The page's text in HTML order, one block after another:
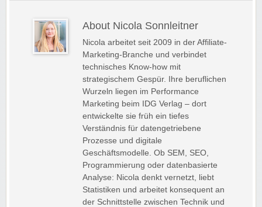
About Nicola Sonnleitner
Nicola arbeitet seit 2009 in der Affiliate-
Marketing-Branche und verbindet
technisches Know-how mit
strategischem Gespür. Ihre beruflichen
Wurzeln liegen im Performance
Marketing beim IDG Verlag – dort
entwickelte sie früh ein tiefes
Verständnis für datengetriebene
Prozesse und digitale
Geschäftsmodelle. Ob SEM, SEO,
Programmierung oder datenbasierte
Analyse: Nicola denkt vernetzt, liebt
Statistiken und arbeitet konsequent an
der Schnittstelle zwischen Technik und